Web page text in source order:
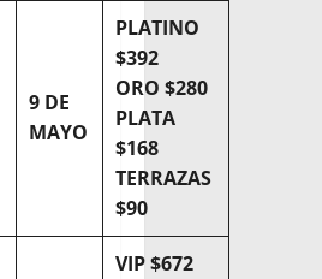
9 DE
MAYO
PLATINO
$392
ORO $280
PLATA
$168
TERRAZAS
$90
VIP $672